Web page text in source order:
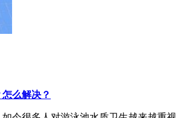
么解决？